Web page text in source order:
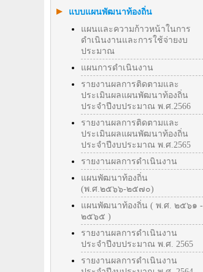
แบบแผนพัฒนาท้องถิ่น
แผนและความก้าวหน้าในการ
ดำเนินงานและการใช้จ่ายงบ
ประมาณ
แผนการดำเนินงาน
รายงานผลการติดตามและ
ประเมินผลแผนพัฒนาท้องถิ่น
ประจำปีงบประมาณ พ.ศ.2566
รายงานผลการติดตามและ
ประเมินผลแผนพัฒนาท้องถิ่น
ประจำปีงบประมาณ พ.ศ.2565
รายงานผลการดำเนินงาน
แผนพัฒนาท้องถิ่น
(พ.ศ.๒๕๖๖-๒๕๗๐)
แผนพัฒนาท้องถิ่น ( พ.ศ. ๒๕๖๑ -
๒๕๖๕ )
รายงานผลการดำเนินงาน
ประจำปีงบประมาณ พ.ศ. 2565
รายงานผลการดำเนินงาน